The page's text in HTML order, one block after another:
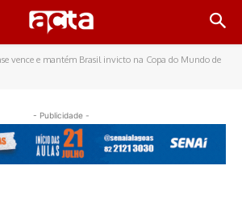
vence e mantém Brasil invicto na Copa do Mundo de
- Publicidade -